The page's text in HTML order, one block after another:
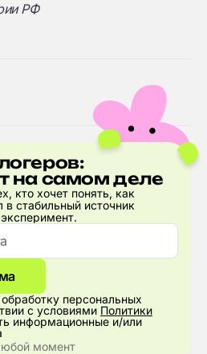
РФ
на самом деле
кто хочет понять, как
в стабильный источник
обработку персональных
с условиями Политики
информационные и/или
момент